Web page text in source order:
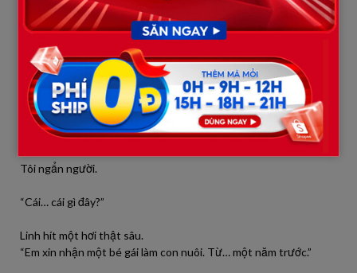
“Hóa… đây là sự thật mà em muốn anh biết từ lâu.”
Tôi nhìn xuống.
Trên bìa hồ sơ ghi:
Hồ sơ nhận con nuôi – Trung tâm bảo trợ trẻ em Minh Tâm
Người xin nhận: Trần Ngọc Linh
Tôi ngẩn người.
“Cái… cái gì đây?”
Linh hít một hơi thật sâu.
“Em xin nhận một bé gái làm con nuôi. Từ… một năm trước.”